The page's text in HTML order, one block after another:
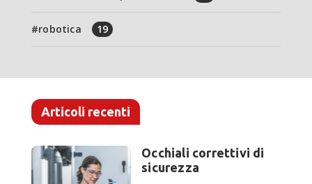
robotica 19
Articoli recenti
Occhiali correttivi di
sicurezza